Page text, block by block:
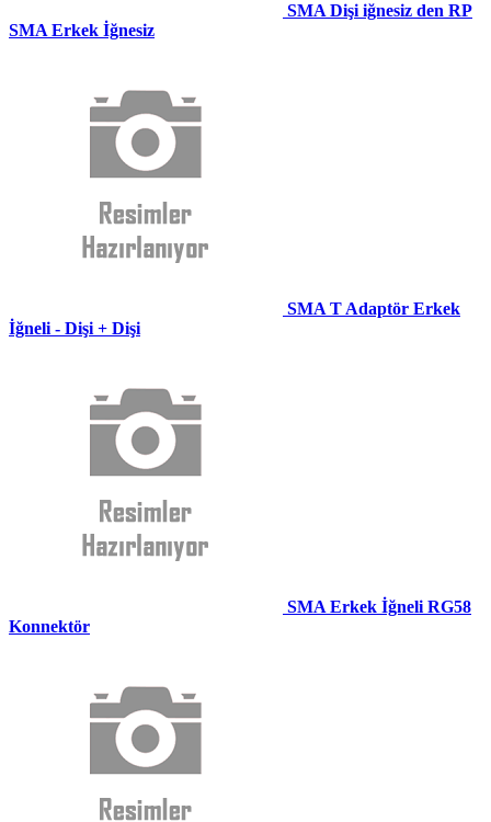
SMA Dişi iğnesiz den RP
SMA Erkek İğnesiz
SMA T Adaptör Erkek
İğneli - Dişi + Dişi
SMA Erkek İğneli RG58
Konnektör